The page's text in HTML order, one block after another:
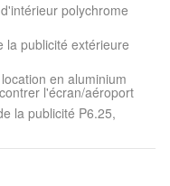
polychrome
la publicité extérieure
en aluminium
l'écran/aéroport
la publicité P6.25,